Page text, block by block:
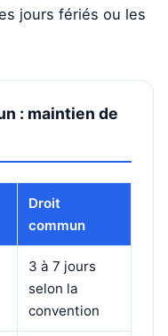
jours fériés ou les
: maintien de
Droit
commun
3 à 7 jours
selon la
convention